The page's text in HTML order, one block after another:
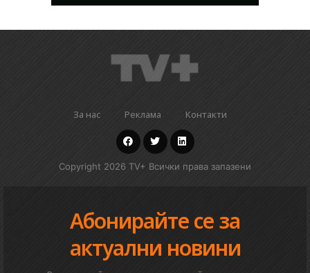
За нас Реклама Контакти
Copyright 2026 TV+ Всички права запазени
Абонирайте се за
актуални новини